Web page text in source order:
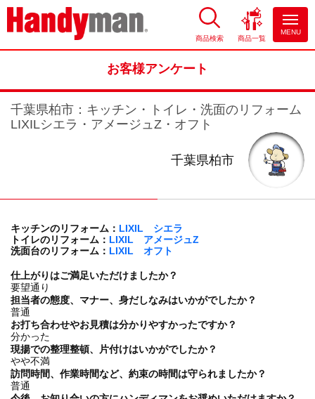
お風呂やキッチンのリフォーム
商品検索 商品一覧
MENU
お客様アンケート
千葉県柏市：キッチン・トイレ・洗面のリフォーム
LIXILシエラ・アメージュZ・オフト
千葉県柏市
キッチンのリフォーム： LIXIL シエラ
トイレのリフォーム： LIXIL アメージュZ
洗面台のリフォーム： LIXIL オフト
仕上がりはご満足いただけましたか？
要望通り
担当者の態度、マナー、身だしなみはいかがでしたか？
普通
お打ち合わせやお見積は分かりやすかったですか？
分かった
現揚での整理整頓、片付けはいかがでしたか？
やや不満
訪問時間、作業時間など、約束の時間は守られましたか？
普通